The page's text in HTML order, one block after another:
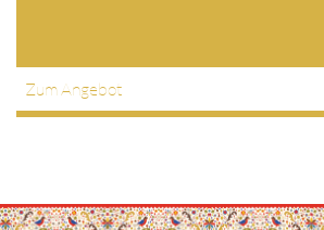
Zum Angebot